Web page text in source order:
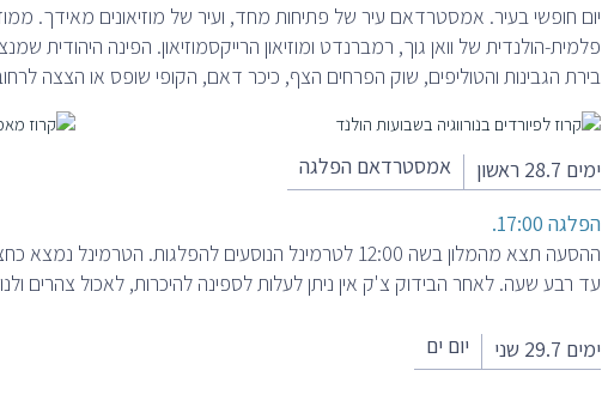
יום חופשי בעיר. אמסטרדאם עיר של פתיחות מחד, ועיר של מוזיאונים מאידך.
פלמית-הולנדית של וואן גוך, רמברנדט ומוזיאון הרייקסמוזיאון. הפינה היהודית
בירת הגבינות והטוליפים, שוק הפרחים הצף, כיכר דאם, הקופי שופס או הצצה
ימים 28.7 ראשון אמסטרדאם הפלגה
הפלגה 17:00.
ההסעה תצא מהמלון בשה 12:00 לטרמינל הנוסעים להפלגות.
עד רבע שעה. לאחר הבידוק צ'ק אין ניתן לעלות לספינה להיכרות, לאכול צהרים
ימים 29.7 שני יום ים